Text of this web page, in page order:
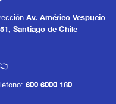
Av. Américo Vespucio
Santiago de Chile
600 6000 180